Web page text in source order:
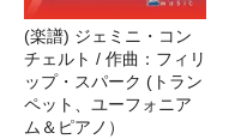
(楽譜) ジェミニ・コン
チェルト / 作曲：フィリ
ップ・スパーク (トラン
ペット、ユーフォニア
ム＆ピアノ）